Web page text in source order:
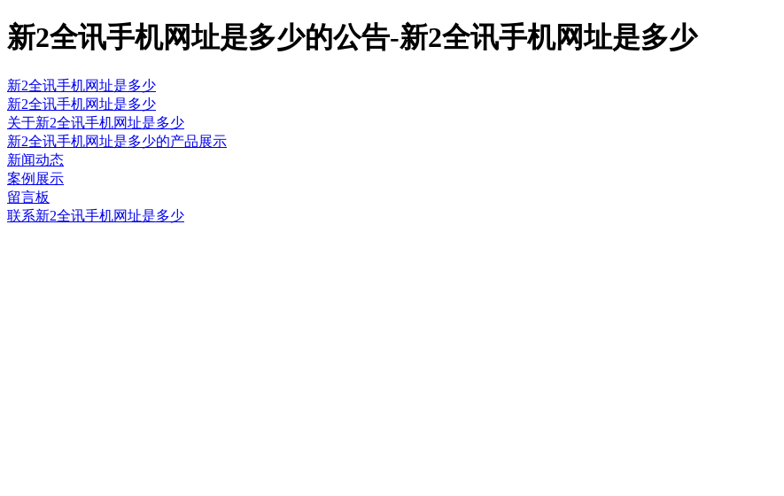
新2全讯手机网址是多少的公告-新2全讯手机网址是多少
新2全讯手机网址是多少
新2全讯手机网址是多少
关于新2全讯手机网址是多少
新2全讯手机网址是多少的产品展示
新闻动态
案例展示
留言板
联系新2全讯手机网址是多少